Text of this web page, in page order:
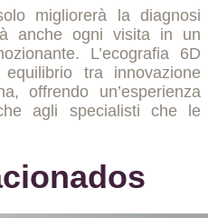
migliorerà la diagnosi
anche ogni visita in un
L’ecografia 6D
tra innovazione
offrendo un’esperienza
agli specialisti che le